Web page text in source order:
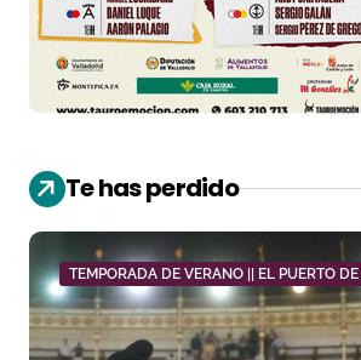
Te has perdido
TEMPORADA DE VERANO || EL PUERTO